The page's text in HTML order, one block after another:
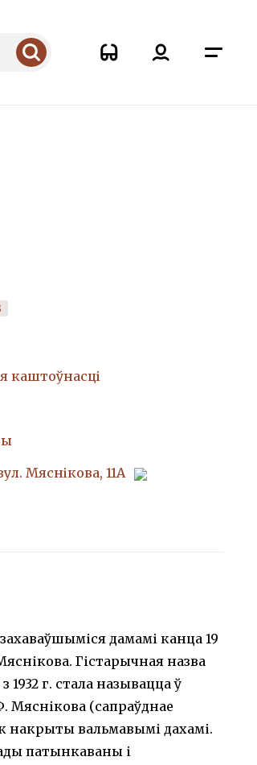
каштоўнасці
Мяснікова, 11А
дамамі канца 19
Гістарычная назва
г. стала называцца ў
Мяснікова (сапраўднае
накрыты вальмавымі дахамі.
патынкаваны і